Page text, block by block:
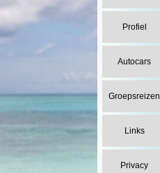
Profiel
Autocars
Groepsreizen
Links
Privacy